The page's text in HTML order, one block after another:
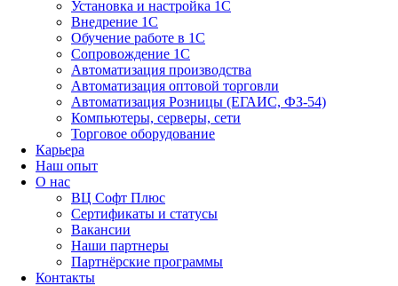
Установка и настройка 1С
Внедрение 1С
Обучение работе в 1С
Сопровождение 1С
Автоматизация производства
Автоматизация оптовой торговли
Автоматизация Розницы (ЕГАИС, ФЗ-54)
Компьютеры, серверы, сети
Торговое оборудование
Карьера
Наш опыт
О нас
ВЦ Софт Плюс
Сертификаты и статусы
Вакансии
Наши партнеры
Партнёрские программы
Контакты